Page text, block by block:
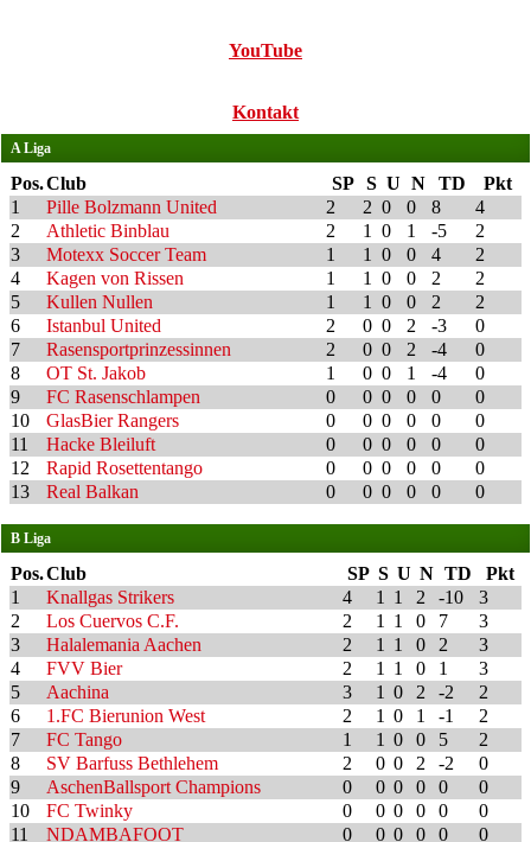
YouTube
Kontakt
A Liga
Pos.Club SP S U N TD
Pkt
1
Pille Bolzmann United 2 2 0 0 8
4
2
Athletic Binblau 2 1 0 1 -5
2
3
Motexx Soccer Team 1 1 0 0 4
2
4
Kagen von Rissen 1 1 0 0 2
2
5
Kullen Nullen 1 1 0 0 2
2
6
Istanbul United 2 0 0 2 -3
0
7
Rasensportprinzessinnen 2 0 0 2 -4
0
8
OT St. Jakob 1 0 0 1 -4
0
9
FC Rasenschlampen 0 0 0 0 0
0
10
GlasBier Rangers 0 0 0 0 0
0
11
Hacke Bleiluft 0 0 0 0 0
0
12
Rapid Rosettentango 0 0 0 0 0
0
13
Real Balkan 0 0 0 0 0 0
B Liga
Pos.Club SP S U N TD
Pkt
1
Knallgas Strikers 4 1 1 2 -10
3
2
Los Cuervos C.F. 2 1 1 0 7
3
3
Halalemania Aachen 2 1 1 0 2
3
4
FVV Bier 2 1 1 0 1
3
5
Aachina 3 1 0 2 -2
2
6
1.FC Bierunion West 2 1 0 1 -1
2
7
FC Tango 1 1 0 0 5
2
8
SV Barfuss Bethlehem 2 0 0 2 -2
0
9
AschenBallsport Champions 0 0 0 0 0
0
10
FC Twinky 0 0 0 0 0
0
11
NDAMBAFOOT 0 0 0 0 0 0